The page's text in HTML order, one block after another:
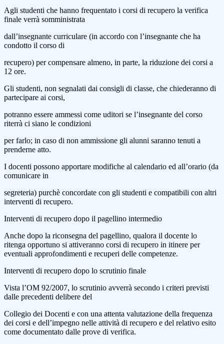
Agli studenti che hanno frequentato i corsi di recupero la verifica
finale verrà somministrata
dall’insegnante curriculare (in accordo con l’insegnante che ha
condotto il corso di
recupero) per compensare almeno, in parte, la riduzione dei corsi a
12 ore.
Gli studenti, non segnalati dai consigli di classe, che chiederanno di
partecipare ai corsi,
potranno essere ammessi come uditori se l’insegnante del corso
riterrà ci siano le condizioni
per farlo; in caso di non ammissione gli alunni saranno tenuti a
prenderne atto.
I docenti possono apportare modifiche al calendario ed all’orario (da
comunicare in
segreteria) purchè concordate con gli studenti e compatibili con altri
interventi di recupero.
Interventi di recupero dopo il pagellino intermedio
Anche dopo la riconsegna del pagellino, qualora il docente lo
ritenga opportuno si attiveranno corsi di recupero in itinere per
eventuali approfondimenti e recuperi delle competenze.
Interventi di recupero dopo lo scrutinio finale
Vista l’OM 92/2007, lo scrutinio avverrà secondo i criteri previsti
dalle precedenti delibere del
Collegio dei Docenti e con una attenta valutazione della frequenza
dei corsi e dell’impegno nelle attività di recupero e del relativo esito
come documentato dalle prove di verifica.